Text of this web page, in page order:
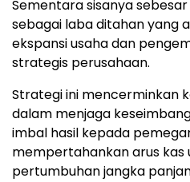
Sementara sisanya
sebagai laba ditahan yang
ekspansi usaha dan
strategis perusahaan.
Strategi ini mencerminkan
dalam menjaga
imbal hasil kepada
mempertahankan arus kas
pertumbuhan jangka